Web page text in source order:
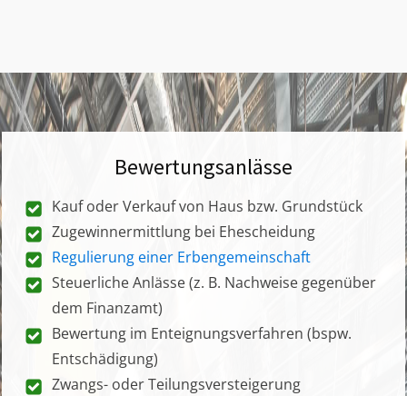
Bewertungsanlässe
Kauf oder Verkauf von Haus bzw. Grundstück
Zugewinnermittlung bei Ehescheidung
Regulierung einer Erbengemeinschaft
Steuerliche Anlässe (z. B. Nachweise gegenüber
dem Finanzamt)
Bewertung im Enteignungsverfahren (bspw.
Entschädigung)
Zwangs- oder Teilungsversteigerung